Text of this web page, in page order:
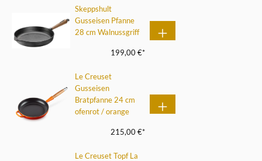
Skeppshult
Gusseisen Pfanne
28 cm Walnussgriff
199,00 €*
Le Creuset
Gusseisen
Bratpfanne 24 cm
ofenrot / orange
215,00 €*
Le Creuset Topf La